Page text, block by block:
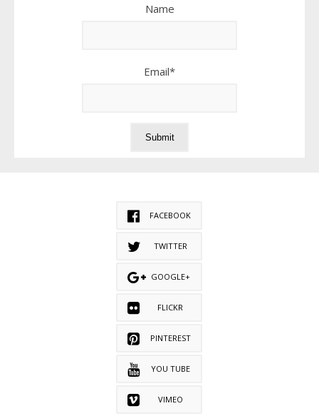
Name
Email*
FACEBOOK
TWITTER
GOOGLE+
FLICKR
PINTEREST
YOU TUBE
VIMEO